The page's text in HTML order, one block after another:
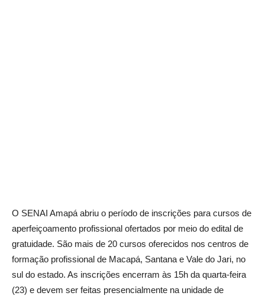
O SENAI Amapá abriu o período de inscrições para cursos de
aperfeiçoamento profissional ofertados por meio do edital de
gratuidade. São mais de 20 cursos oferecidos nos centros de
formação profissional de Macapá, Santana e Vale do Jari, no
sul do estado. As inscrições encerram às 15h da quarta-feira
(23) e devem ser feitas presencialmente na unidade de